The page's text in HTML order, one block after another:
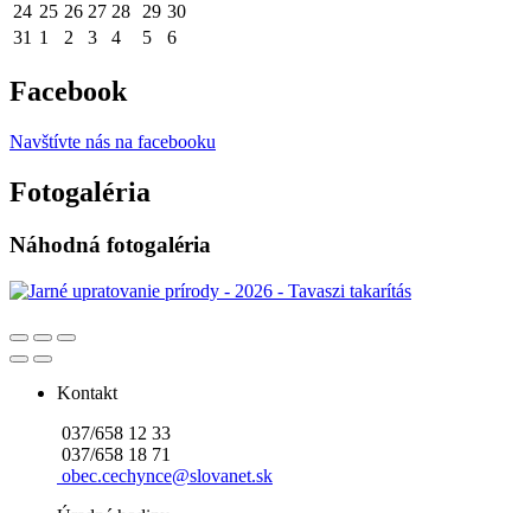
24 25 26 27 28 29 30
31 1 2 3 4 5 6
Facebook
Navštívte nás na facebooku
Fotogaléria
Náhodná fotogaléria
Kontakt
037/658 12 33
037/658 18 71
obec.cechynce@slovanet.sk